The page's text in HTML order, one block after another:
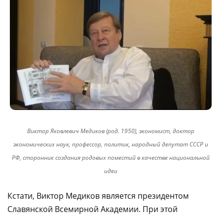
Виктор Яковлевич Медиков (род. 1950), экономист, доктор
экономических наук, профессор, политик, народный депутат СССР и
РФ, сторонник создания родовых поместий в качестве национальной
идеи
Кстати, Виктор Медиков является президентом
Славянской Всемирной Академии. При этой